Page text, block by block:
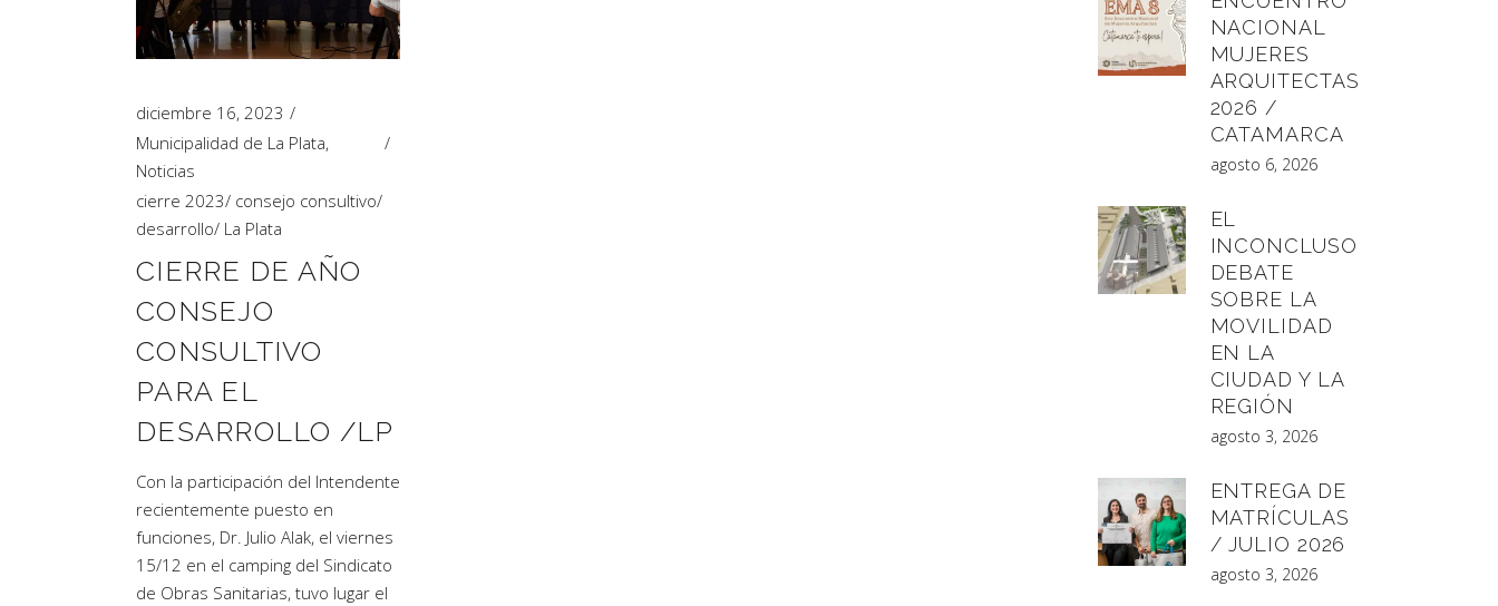
Artículos de Opinión
Actividades
diciembre 16, 2023
Municipalidad de La Plata,
Noticias
cierre 2023/ consejo consultivo/
desarrollo/ La Plata
CIERRE DE AÑO
CONSEJO
CONSULTIVO
PARA EL
DESARROLLO /LP
Con la participación del Intendente
recientemente puesto en
funciones, Dr. Julio Alak, el viernes
15/12 en el camping del Sindicato
de Obras Sanitarias, tuvo lugar el
NACIONAL
MUJERES
ARQUITECTAS
2026 /
CATAMARCA
agosto 6, 2026
EL
INCONCLUSO
DEBATE
SOBRE LA
MOVILIDAD
EN LA
CIUDAD Y LA
REGIÓN
agosto 3, 2026
ENTREGA DE
MATRÍCULAS
/ JULIO 2026
agosto 3, 2026